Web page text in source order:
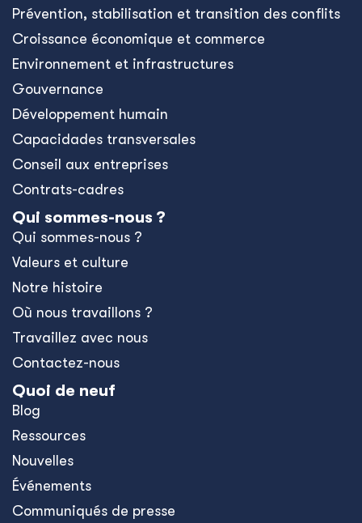
Prévention, stabilisation et transition des conflits
Croissance économique et commerce
Environnement et infrastructures
Gouvernance
Développement humain
Capacidades transversales
Conseil aux entreprises
Contrats-cadres
Qui sommes-nous ?
Qui sommes-nous ?
Valeurs et culture
Notre histoire
Où nous travaillons ?
Travaillez avec nous
Contactez-nous
Quoi de neuf
Blog
Ressources
Nouvelles
Événements
Communiqués de presse